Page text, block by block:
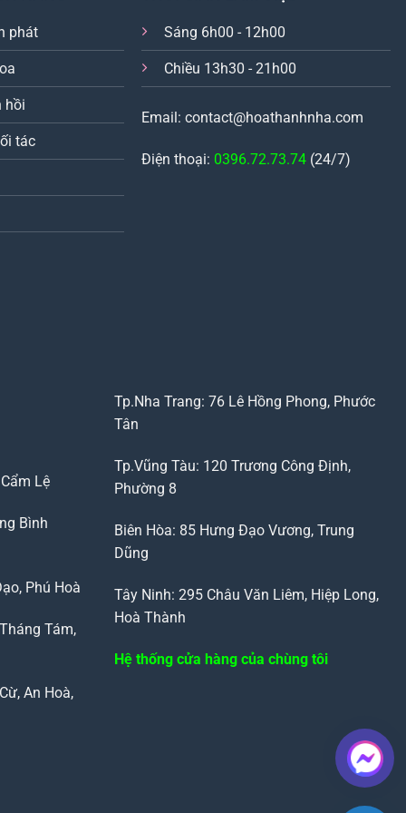
phát
hồi
tác
Sáng 6h00 - 12h00
Chiều 13h30 - 21h00
Email: contact@hoathanhnha.com
Điện thoại: 0396.72.73.74 (24/7)
Lệ
Bình
Phú Hoà
Tám,
An Hoà,
Tp.Nha Trang: 76 Lê Hồng Phong, Phước
Tân
Tp.Vũng Tàu: 120 Trương Công Định,
Phường 8
Biên Hòa: 85 Hưng Đạo Vương, Trung
Dũng
Tây Ninh: 295 Châu Văn Liêm, Hiệp Long,
Hoà Thành
Hệ thống cửa hàng của chùng tôi